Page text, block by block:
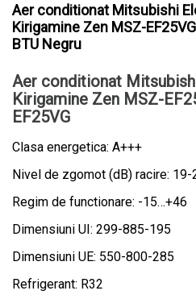
Aer conditionat Mitsubishi
Kirigamine Zen MSZ-
BTU Negru
Aer conditionat
Kirigamine Zen MSZ-
EF25VG
Clasa energetica: A+++
Nivel de zgomot (dB) racire:
Regim de functionare: -15…+46
Dimensiuni UI: 299-885-195
Dimensiuni UE: 550-800-285
Refrigerant: R32